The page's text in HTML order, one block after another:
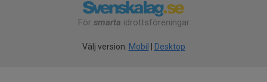
För smarta idrottsföreningar
Välj version: Mobil Desktop